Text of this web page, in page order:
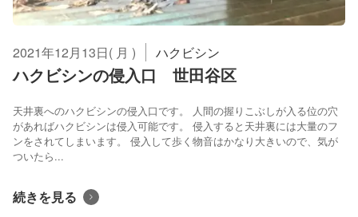
2021年12月13日( 月 ) ハクビシン
ハクビシンの侵入口 世田谷区
天井裏へのハクビシンの侵入口です。 人間の握りこぶしが入る位の穴
があればハクビシンは侵入可能です。 侵入すると天井裏には大量のフ
ンをされてしまいます。 侵入して歩く物音はかなり大きいので、気が
ついたら...
続きを見る